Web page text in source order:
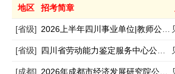
地区 招考简章
[省级] 2026上半年四川事业单位|教师公招考试公告汇总
[省级] 四川省劳动能力鉴定服务中心公开招聘1名编外聘用人员的公告
[成都] 2026年成都市经济发展研究院公开招聘编外工作人员公告